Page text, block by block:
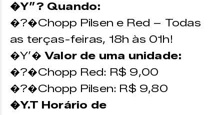
�Y”? Quando:
�?�Chopp Pilsen e Red – Todas
as terças-feiras, 18h às 01h!
�Y’� Valor de uma unidade:
�?�Chopp Red: R$ 9,00
�?�Chopp Pilsen: R$ 9,80
�Y.T Horário de